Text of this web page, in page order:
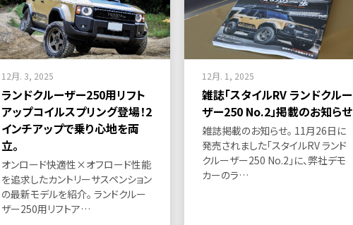
12月. 3, 2025
ランドクルーザー250用リフト
アップコイルスプリング登場！2
インチアップで乗り心地を両
立。
オンロード快適性×オフロード性能
を追求したカントリーサスペンション
の最新モデルを紹介。 ランドクルー
ザー250用リフトア…
12月. 1, 2025
雑誌「スタイルRV ランドクルー
ザー250 No.2」掲載のお知らせ
雑誌掲載のお知らせ。 11月26日に
発売されました「スタイルRV ランド
クルーザー250 No.2」に、弊社デモ
カーのラ…